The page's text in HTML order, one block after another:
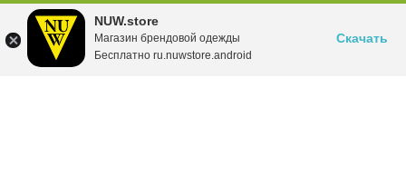
NUW.store
Магазин брендовой одежды
Бесплатно ru.nuwstore.android
Скачать